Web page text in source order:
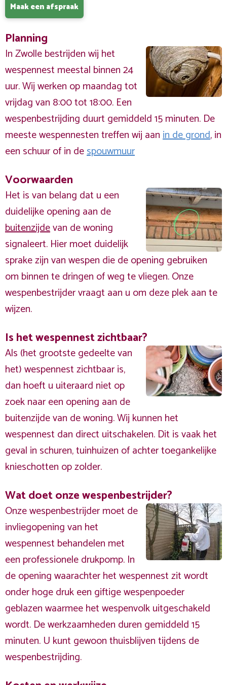
Maak een afspraak
Planning
In Zwolle bestrijden wij het
wespennest meestal binnen 24
uur. Wij werken op maandag tot
vrijdag van 8:00 tot 18:00. Een
wespenbestrijding duurt gemiddeld 15 minuten. De
meeste wespennesten treffen wij aanin de grond, in
een schuur of in despouwmuur
Voorwaarden
Het is van belang dat u een
duidelijke opening aan de
buitenzijdevan de woning
signaleert. Hier moet duidelijk
sprake zijn van wespen die de opening gebruiken
om binnen te dringen of weg te vliegen. Onze
wespenbestrijder vraagt aan u om deze plek aan te
wijzen.
Is het wespennest zichtbaar?
Als (het grootste gedeelte van
het) wespennest zichtbaar is,
dan hoeft u uiteraard niet op
zoek naar een opening aan de
buitenzijde van de woning. Wij kunnen het
wespennest dan direct uitschakelen. Dit is vaak het
geval in schuren, tuinhuizen of achter toegankelijke
knieschotten op zolder.
Wat doet onze wespenbestrijder?
Onze wespenbestrijder moet de
invliegopening van het
wespennest behandelen met
een professionele drukpomp. In
de opening waarachter het wespennest zit wordt
onder hoge druk een giftige wespenpoeder
geblazen waarmee het wespenvolk uitgeschakeld
wordt. De werkzaamheden duren gemiddeld 15
minuten. U kunt gewoon thuisblijven tijdens de
wespenbestrijding.